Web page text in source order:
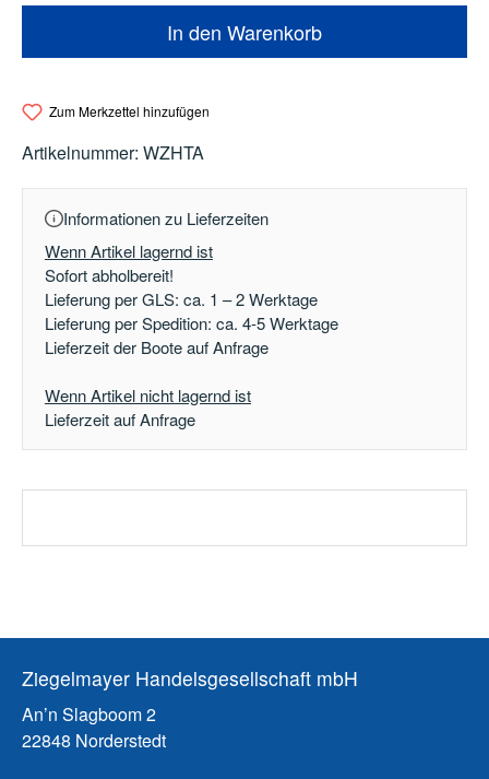
In den Warenkorb
Zum Merkzettel hinzufügen
Artikelnummer: WZHTA
Informationen zu Lieferzeiten
Wenn Artikel lagernd ist
Sofort abholbereit!
Lieferung per GLS: ca. 1 – 2 Werktage
Lieferung per Spedition: ca. 4-5 Werktage
Lieferzeit der Boote auf Anfrage
Wenn Artikel nicht lagernd ist
Lieferzeit auf Anfrage
Ziegelmayer Handelsgesellschaft mbH
An’n Slagboom 2
22848 Norderstedt